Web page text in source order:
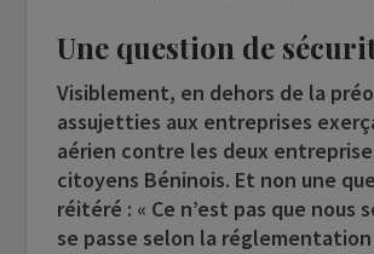
Une question de
Visiblement, en dehors de la
assujetties aux entreprises
aérien contre les deux
citoyens Béninois. Et non une
réitéré : « Ce n’est pas que nous
se passe selon la